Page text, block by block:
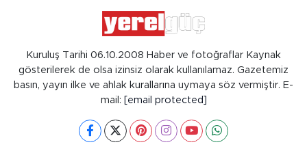
Kuruluş Tarihi 06.10.2008 Haber ve fotoğraflar Kaynak
gösterilerek de olsa izinsiz olarak kullanılamaz. Gazetemiz
basın, yayın ilke ve ahlak kurallarına uymaya söz vermiştir. E-
mail: [email protected]